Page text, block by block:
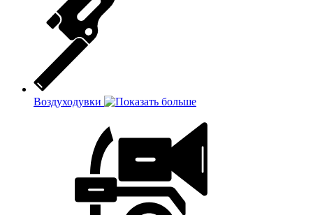
Воздуходувки